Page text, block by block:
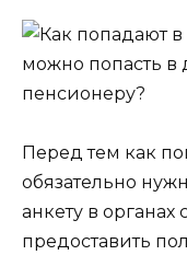
Перед тем как
обязательно
анкету в
предоставить